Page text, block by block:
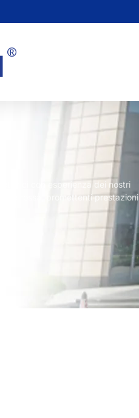
con esperienza dei nostri
rossa, promettenti prestazioni